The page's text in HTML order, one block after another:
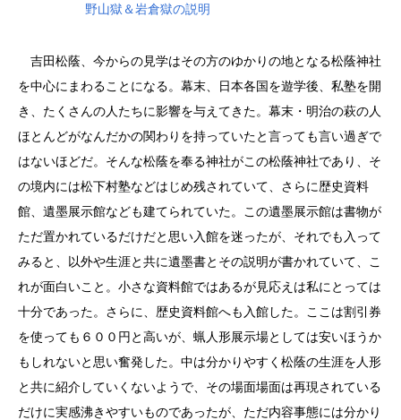
野山獄＆岩倉獄の説明
吉田松蔭、今からの見学はその方のゆかりの地となる松蔭神社
を中心にまわることになる。幕末、日本各国を遊学後、私塾を開
き、たくさんの人たちに影響を与えてきた。幕末・明治の萩の人
ほとんどがなんだかの関わりを持っていたと言っても言い過ぎで
はないほどだ。そんな松蔭を奉る神社がこの松蔭神社であり、そ
の境内には松下村塾などはじめ残されていて、さらに歴史資料
館、遺墨展示館なども建てられていた。この遺墨展示館は書物が
ただ置かれているだけだと思い入館を迷ったが、それでも入って
みると、以外や生涯と共に遺墨書とその説明が書かれていて、こ
れが面白いこと。小さな資料館ではあるが見応えは私にとっては
十分であった。さらに、歴史資料館へも入館した。ここは割引券
を使っても６００円と高いが、蝋人形展示場としては安いほうか
もしれないと思い奮発した。中は分かりやすく松蔭の生涯を人形
と共に紹介していくないようで、その場面場面は再現されている
だけに実感沸きやすいものであったが、ただ内容事態には分かり